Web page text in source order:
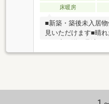
床暖房
■新築・築後未入居
見いただけます■晴
とり夏まつり」の花
隣接！居住者専用カ
「たからのミラブル